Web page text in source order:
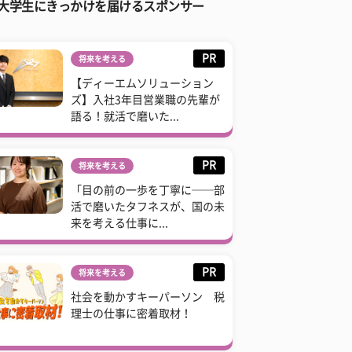
学生にきっかけを届けるスポンサー
将来を考える PR
【ディーエムソリューション
ズ】入社3年目営業職の先輩が
語る！就活で磨いた...
将来を考える PR
「目の前の一歩を丁寧に──部
活で磨いたタフネスが、国の未
来を考える仕事に...
将来を考える PR
社会を動かすキーパーソン 税
理士の仕事に密着取材！